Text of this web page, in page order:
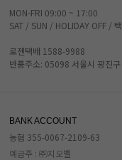
MON-FRI 09:00 ~ 17:00
SAT / SUN / HOLIDAY OFF /
로젠택배 1588-9988
반품주소: 05098 서울시 광진
BANK ACCOUNT
농협 355-0067-2109-63
예금주 : ㈜지오벨